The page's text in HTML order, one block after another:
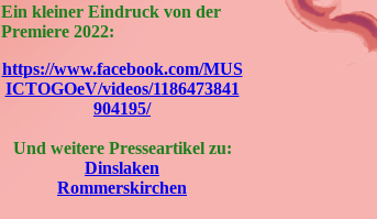
Ein kleiner Eindruck von der
Premiere 2022:
https://www.facebook.com/MUS
ICTOGOeV/videos/1186473841
904195/
Und weitere Presseartikel zu:
Dinslaken
Rommerskirchen